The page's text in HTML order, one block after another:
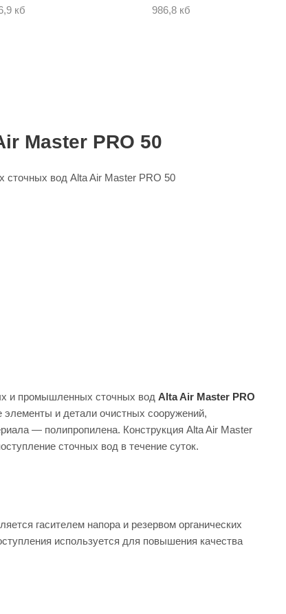
кб
986,8 кб
Master PRO 50
сточных вод Alta Air Master PRO 50
и промышленных сточных вод Alta Air Master PRO
элементы и детали очистных сооружений,
— полипропилена. Конструкция Alta Air Master
сточных вод в течение суток.
гасителем напора и резервом органических
используется для повышения качества